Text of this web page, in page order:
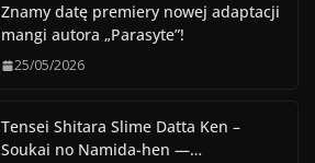
Znamy datę premiery nowej adaptacji
mangi autora „Parasyte”!
25/05/2026
Tensei Shitara Slime Datta Ken –
Soukai no Namida-hen —…